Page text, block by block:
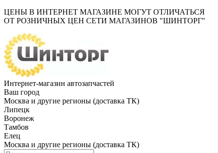
ЦЕНЫ В ИНТЕРНЕТ МАГАЗИНЕ МОГУТ ОТЛИЧАТЬСЯ
ОТ РОЗНИЧНЫХ ЦЕН СЕТИ МАГАЗИНОВ "ШИНТОРГ"
Интернет-магазин автозапчастей
Ваш город
Москва и другие регионы (доставка ТК)
Липецк
Воронеж
Тамбов
Елец
Москва и другие регионы (доставка ТК)